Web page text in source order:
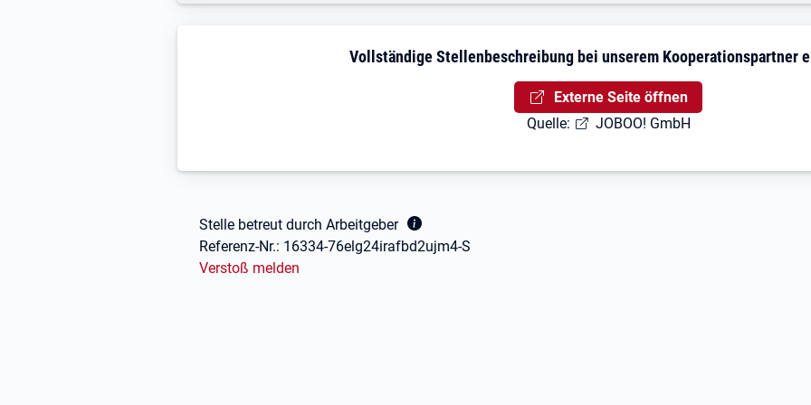
StellenbeschreibungVollständige Stellenbeschreibung bei unserem Kooperationspartner
Externe Seite öffnen
Quelle:
JOBOO! GmbH
Fußbereich
Stelle betreut durch Arbeitgeber
Referenz-Nr.: 16334-76elg24irafbd2ujm4-S
Verstoß melden